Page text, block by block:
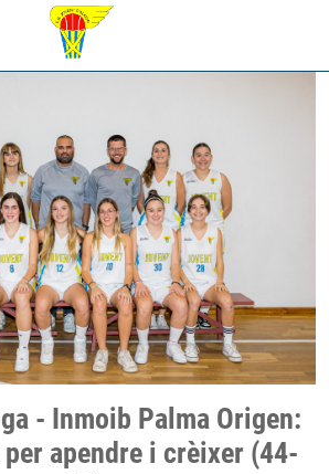
i crèixer (44-58)
- Inmoib Palma Origen:
apendre i crèixer (44-